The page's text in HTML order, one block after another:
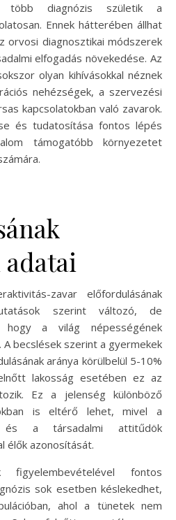
több diagnózis születik a
Ennek hátterében állhat
orvosi diagnosztikai módszerek
elfogadás növekedése. Az
olyan kihívásokkal néznek
nehézségek, a szervezési
kapcsolatokban való zavarok.
és tudatosítása fontos lépés
támogatóbb környezetet
zavar előfordulásának
szerint változó, de
hogy a világ népességének
becslések szerint a gyermekek
aránya körülbelül 5-10%
lakosság esetében ez az
Ez a jelenség különböző
is eltérő lehet, mivel a
és a társadalmi attitűdök
élők azonosítását.
fontos
sok esetben késlekedhet,
ahol a tünetek nem